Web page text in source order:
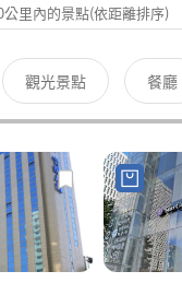
里內的景點(依距離排序)
觀光景點 餐廳